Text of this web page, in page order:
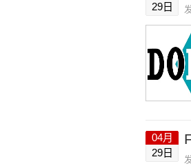
29日
04月
29日